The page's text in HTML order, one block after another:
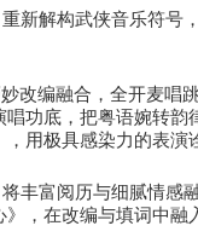
新解构武侠音乐符号 ，
改编融合， 全开麦唱
功底，把粤语婉转
用极具感染力的表演
丰富阅历与细腻情感
，在改编与填词中融